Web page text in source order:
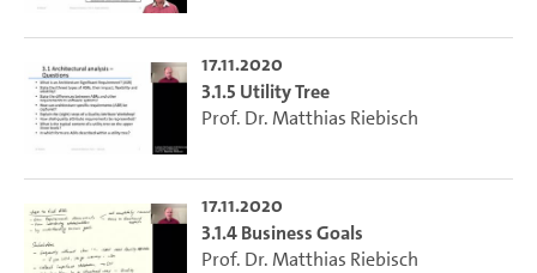
17.11.2020
3.1.5 Utility Tree
Prof. Dr. Matthias Riebisch
17.11.2020
3.1.4 Business Goals
Prof. Dr. Matthias Riebisch